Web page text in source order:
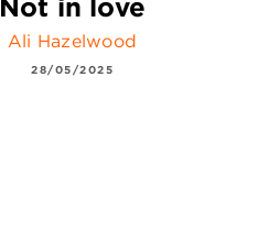
Not in love
Ali Hazelwood
28/05/2025